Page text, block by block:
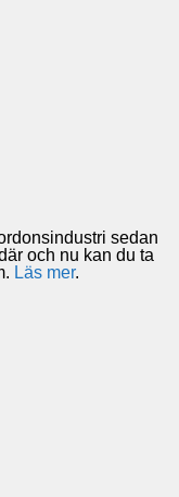
sedan
och nu kan du ta
Läs mer.